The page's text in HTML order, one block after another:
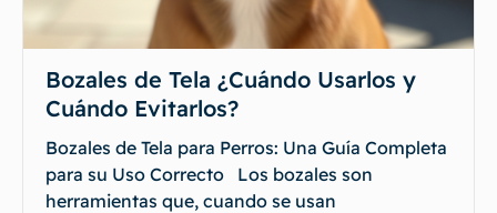
Bozales de Tela ¿Cuándo Usarlos y
Cuándo Evitarlos?
Bozales de Tela para Perros: Una Guía Completa
para su Uso Correcto Los bozales son
herramientas que, cuando se usan